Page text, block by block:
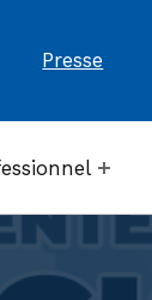
Presse